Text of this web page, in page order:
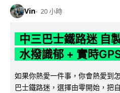
Vin 20 小時
中三巴士鐵路迷 自
水撥識郁 + 實時
如果你熱愛一件事，你會熱愛到
巴士鐵路迷，選擇由零開始，把